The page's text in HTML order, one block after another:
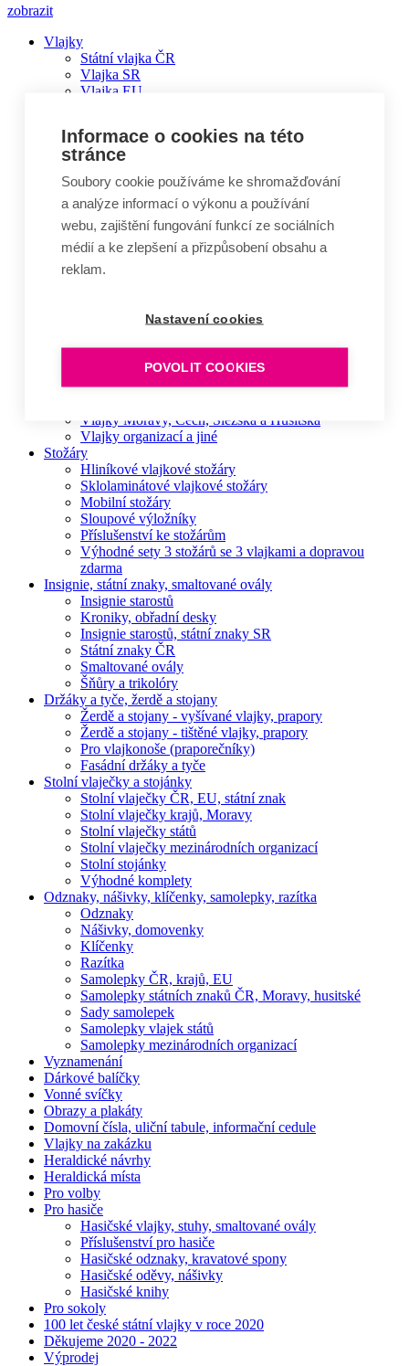
zobrazit
Hlavní
navigace
Vlajky
Státní vlajka ČR
Vlajka SR
Vlajka EU
Vlajky států
Vlajky států Afriky
Vlajky států Ameriky
Vlajky států Asie
Vlajky států Austrálie a Oceánie
Vlajky států Evropy
Bannerové vlajky
Beachflagy a příslušenství
Brněnská vlajka
Golfové vlaječky
Slavnostní vlajky, stuhy a znaky
Smuteční vlajka
Vlajky Moravy, Čech, Slezska a Husitská
Vlajky organizací a jiné
Stožáry
Hliníkové vlajkové stožáry
Sklolaminátové vlajkové stožáry
Mobilní stožáry
Sloupové výložníky
Příslušenství ke stožárům
Výhodné sety 3 stožárů se 3 vlajkami a dopravou
zdarma
Insignie, státní znaky, smaltované ovály
Insignie starostů
Kroniky, obřadní desky
Insignie starostů, státní znaky SR
Státní znaky ČR
Smaltované ovály
Šňůry a trikolóry
Držáky a tyče, žerdě a stojany
Žerdě a stojany - vyšívané vlajky, prapory
Žerdě a stojany - tištěné vlajky, prapory
Pro vlajkonoše (praporečníky)
Fasádní držáky a tyče
Stolní vlaječky a stojánky
Stolní vlaječky ČR, EU, státní znak
Stolní vlaječky krajů, Moravy
Stolní vlaječky států
Stolní vlaječky mezinárodních organizací
Stolní stojánky
Výhodné komplety
Odznaky, nášivky, klíčenky, samolepky, razítka
Odznaky
Nášivky, domovenky
Klíčenky
Razítka
Samolepky ČR, krajů, EU
Samolepky státních znaků ČR, Moravy, husitské
Sady samolepek
Samolepky vlajek států
Samolepky mezinárodních organizací
Vyznamenání
Dárkové balíčky
Vonné svíčky
Obrazy a plakáty
Domovní čísla, uliční tabule, informační cedule
Vlajky na zakázku
Heraldické návrhy
Heraldická místa
Pro volby
Pro hasiče
Hasičské vlajky, stuhy, smaltované ovály
Příslušenství pro hasiče
Hasičské odznaky, kravatové spony
Hasičské oděvy, nášivky
Hasičské knihy
Pro sokoly
100 let české státní vlajky v roce 2020
Děkujeme 2020 - 2022
Výprodej
Informace o cookies na této
stránce
Soubory cookie používáme ke shromažďování
a analýze informací o výkonu a používání
webu, zajištění fungování funkcí ze sociálních
médií a ke zlepšení a přizpůsobení obsahu a
reklam.
Nastavení cookies
POVOLIT COOKIES